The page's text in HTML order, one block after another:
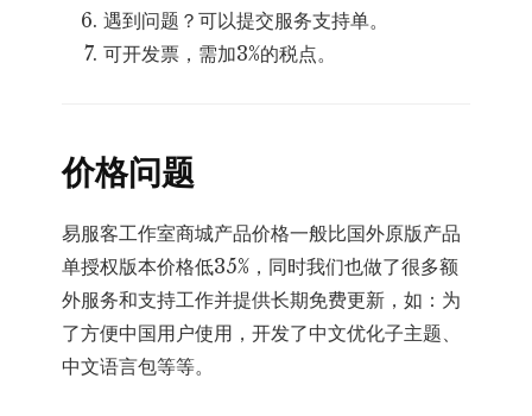
遇到问题？可以提交服务支持单。
可开发票，需加3%的税点。
价格问题
易服客工作室商城产品价格一般比国外原版产品
单授权版本价格低35%，同时我们也做了很多额
外服务和支持工作并提供长期免费更新，如：为
了方便中国用户使用，开发了中文优化子主题、
中文语言包等等。